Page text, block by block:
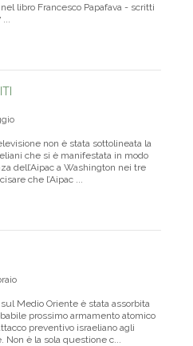
libro Francesco Papafava - scritti
non è stata sottolineata la
che si è manifestata in modo
dell’Aipac a Washington nei tre
che l’Aipac ...
Medio Oriente è stata assorbita
prossimo armamento atomico
preventivo israeliano agli
è la sola questione c...